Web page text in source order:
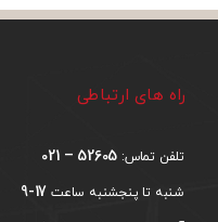
راه های ارتباطی
تلفن تماس: 52605 – 021
شنبه تا پنجشنبه ساعت 17-9